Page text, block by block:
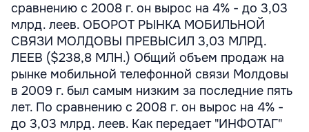
сравнению с 2008 г. он вырос на 4% - до 3,03
млрд. леев. ОБОРОТ РЫНКА МОБИЛЬНОЙ
СВЯЗИ МОЛДОВЫ ПРЕВЫСИЛ 3,03 МЛРД.
ЛЕЕВ ($238,8 МЛН.) Общий объем продаж на
рынке мобильной телефонной связи Молдовы
в 2009 г. был самым низким за последние пять
лет. По сравнению с 2008 г. он вырос на 4% -
до 3,03 млрд. леев. Как передает "ИНФОТАГ"